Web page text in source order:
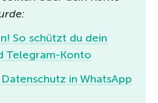
So schützt du dein
Telegram-Konto
in WhatsApp